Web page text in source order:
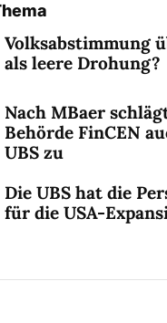
Volksabstimmung
als leere Drohung?
Nach MBaer
Behörde FinCEN
UBS zu
Die UBS hat die
für die USA-